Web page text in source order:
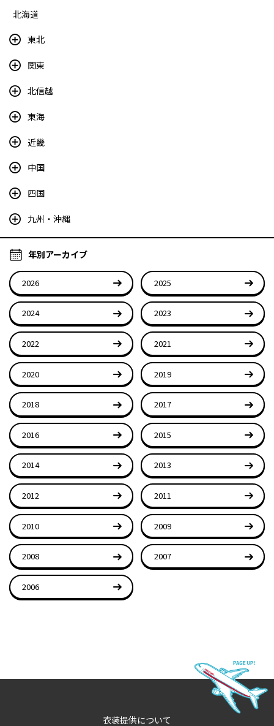
北海道
東北
関東
北信越
東海
近畿
中国
四国
九州・沖縄
年別アーカイブ
2026 2025
2024 2023
2022 2021
2020 2019
2018 2017
2016 2015
2014 2013
2012 2011
2010 2009
2008 2007
2006
衣装提供について